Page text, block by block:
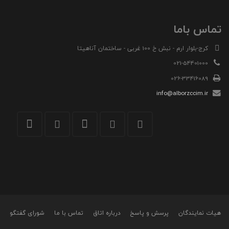
تماس باما
کرج-بلوار ارم - نبش خ 100 غربی - ساختمان آناهیتا
021-54401000
026-33416089
info@alborzccim.ir
هیات نمایندگان پرسش و پاسخ درباره اتاق تماس با ما شورای گفتگو